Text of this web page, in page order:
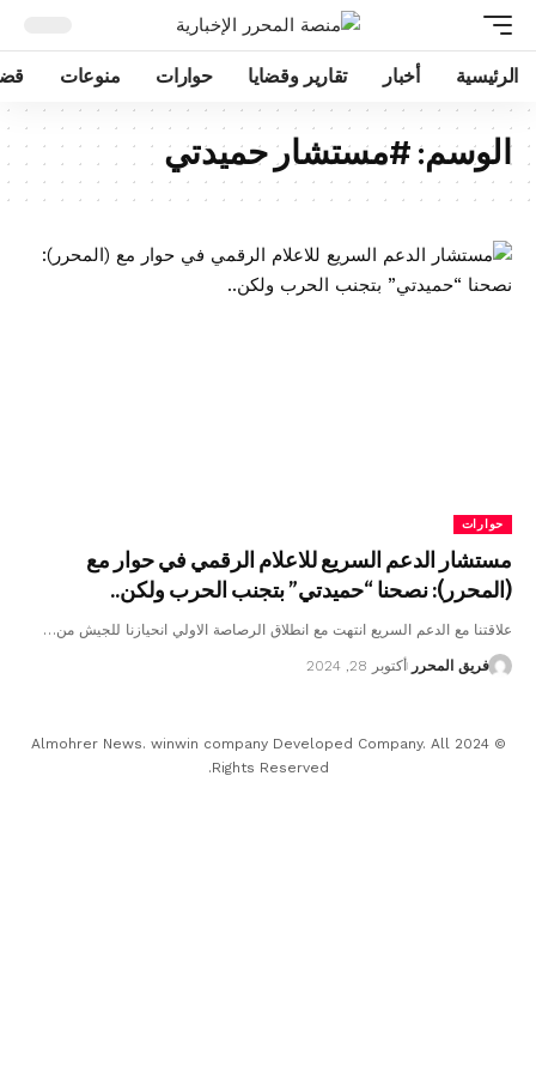
الرئيسية أخبار تقارير وقضايا حوارات منوعات
الوسم: #مستشار حميدتي
حوارات
مستشار الدعم السريع للاعلام الرقمي في حوار مع
(المحرر): نصحنا “حميدتي” بتجنب الحرب ولكن..
علاقتنا مع الدعم السريع انتهت مع انطلاق الرصاصة الاولي انحيازنا للجيش من…
فريق المحرر أكتوبر 28, 2024
© 2024 Almohrer News. winwin company Developed Company. All
Rights Reserved.